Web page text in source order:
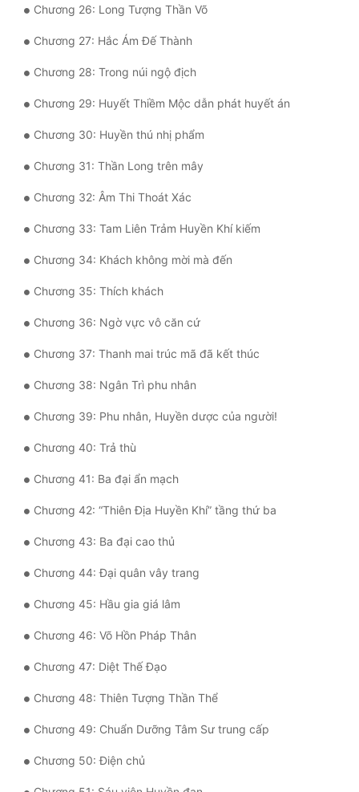
Tu Chân
Chương 26: Long Tượng Thần Võ
Chương 27: Hắc Ám Đế Thành
Chương 28: Trong núi ngộ địch
Chương 29: Huyết Thiềm Mộc dẫn phát huyết án
Chương 30: Huyền thú nhị phẩm
Chương 31: Thần Long trên mây
Chương 32: Âm Thi Thoát Xác
Chương 33: Tam Liên Trảm Huyền Khí kiếm
Chương 34: Khách không mời mà đến
Chương 35: Thích khách
Chương 36: Ngờ vực vô căn cứ
Chương 37: Thanh mai trúc mã đã kết thúc
Chương 38: Ngân Trì phu nhân
Chương 39: Phu nhân, Huyền dược của người!
Chương 40: Trả thù
Chương 41: Ba đại ẩn mạch
Chương 42: “Thiên Địa Huyền Khí” tầng thứ ba
Chương 43: Ba đại cao thủ
Chương 44: Đại quân vây trang
Chương 45: Hầu gia giá lâm
Chương 46: Võ Hồn Pháp Thân
Chương 47: Diệt Thế Đạo
Chương 48: Thiên Tượng Thần Thể
Chương 49: Chuẩn Dưỡng Tâm Sư trung cấp
Chương 50: Điện chủ